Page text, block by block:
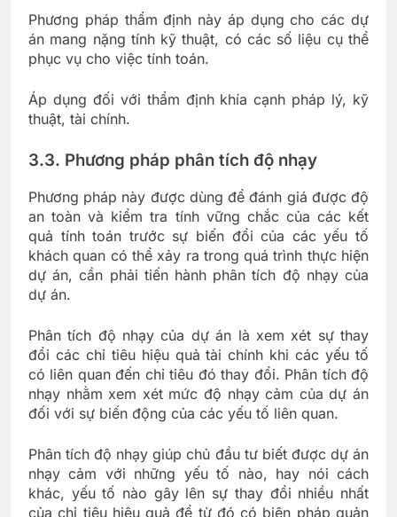
Phương pháp thẩm định này áp dụng cho các dự
án mang nặng tính kỹ thuật, có các số liệu cụ thể
phục vụ cho việc tính toán.
Áp dụng đối với thẩm định khía cạnh pháp lý, kỹ
thuật, tài chính.
3.3. Phương pháp phân tích độ nhạy
Phương pháp này được dùng để đánh giá được độ
an toàn và kiểm tra tính vững chắc của các kết
quả tính toán trước sự biến đổi của các yếu tố
khách quan có thể xảy ra trong quá trình thực hiện
dự án, cần phải tiến hành phân tích độ nhạy của
dự án.
Phân tích độ nhạy của dự án là xem xét sự thay
đổi các chỉ tiêu hiệu quả tài chính khi các yếu tố
có liên quan đến chỉ tiêu đó thay đổi. Phân tích độ
nhạy nhằm xem xét mức độ nhạy cảm của dự án
đối với sự biến động của các yếu tố liên quan.
Phân tích độ nhạy giúp chủ đầu tư biết được dự án
nhạy cảm với những yếu tố nào, hay nói cách
khác, yếu tố nào gây lên sự thay đổi nhiều nhất
của chỉ tiêu hiệu quả để từ đó có biện pháp quản